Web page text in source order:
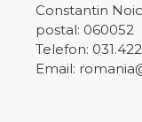
Constantin
postal: 060052
Telefon:
Email: